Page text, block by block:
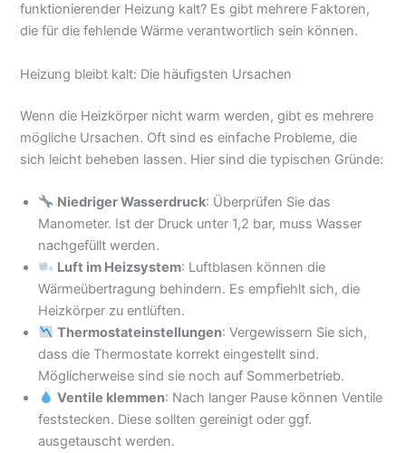
funktionierender Heizung kalt? Es gibt mehrere Faktoren,
die für die fehlende Wärme verantwortlich sein können.
Heizung bleibt kalt: Die häufigsten Ursachen
Wenn die Heizkörper nicht warm werden, gibt es mehrere
mögliche Ursachen. Oft sind es einfache Probleme, die
sich leicht beheben lassen. Hier sind die typischen Gründe:
Niedriger Wasserdruck: Überprüfen Sie das
Manometer. Ist der Druck unter 1,2 bar, muss Wasser
nachgefüllt werden.
Luft im Heizsystem: Luftblasen können die
Wärmeübertragung behindern. Es empfiehlt sich, die
Heizkörper zu entlüften.
Thermostateinstellungen: Vergewissern Sie sich,
dass die Thermostate korrekt eingestellt sind.
Möglicherweise sind sie noch auf Sommerbetrieb.
Ventile klemmen: Nach langer Pause können Ventile
feststecken. Diese sollten gereinigt oder ggf.
ausgetauscht werden.